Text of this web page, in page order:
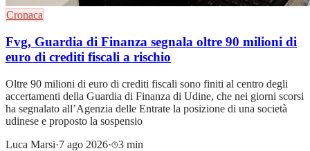
Cronaca
Fvg, Guardia di Finanza segnala oltre 90 milioni di
euro di crediti fiscali a rischio
Oltre 90 milioni di euro di crediti fiscali sono finiti al centro degli
accertamenti della Guardia di Finanza di Udine, che nei giorni scorsi
ha segnalato all’Agenzia delle Entrate la posizione di una società
udinese e proposto la sospensio
Luca Marsi·7 ago 2026· 3 min